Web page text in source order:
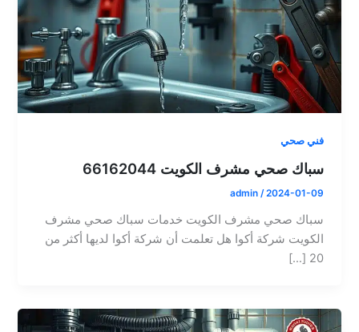
فني صحي
سباك صحي مشرف الكويت 66162044
admin /2024-01-09
سباك صحي مشرف الكويت خدمات سباك صحي مشرف
الكويت شركة أكوا هل تعلمت أن شركة أكوا لديها أكثر من
20 […]